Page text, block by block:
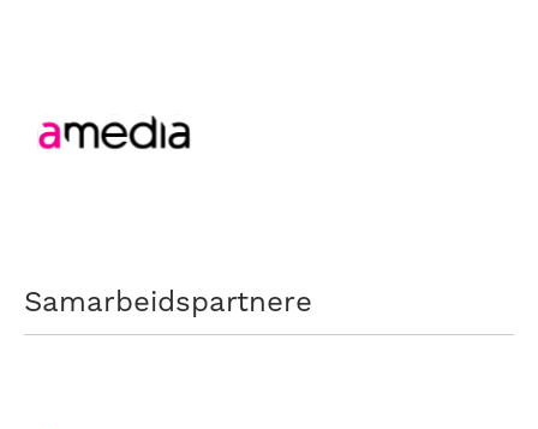
Samarbeidspartnere